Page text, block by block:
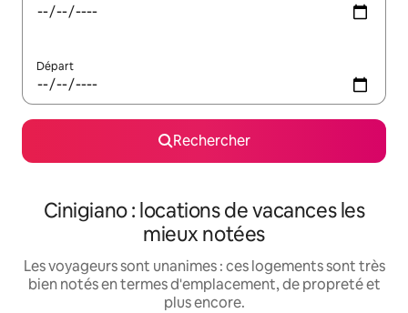
Départ
Rechercher
Cinigiano : locations de vacances les
mieux notées
Les voyageurs sont unanimes : ces logements sont très
bien notés en termes d'emplacement, de propreté et
plus encore.